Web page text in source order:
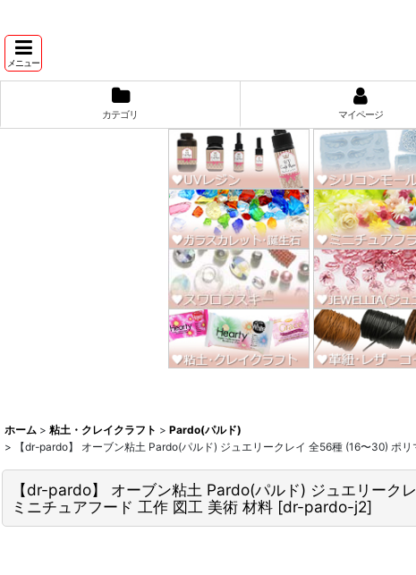
メニュー
カテゴリ マイページ
ホーム > 粘土・クレイクラフト > Pardo(パルド)
>
【dr-pardo】 オーブン粘土 Pardo(パルド) ジュエリークレイ 全56種 (16〜30) ポ
【dr-pardo】 オーブン粘土 Pardo(パルド) ジュエリーク
ミニチュアフード 工作 図工 美術 材料 [dr-pardo-j2]